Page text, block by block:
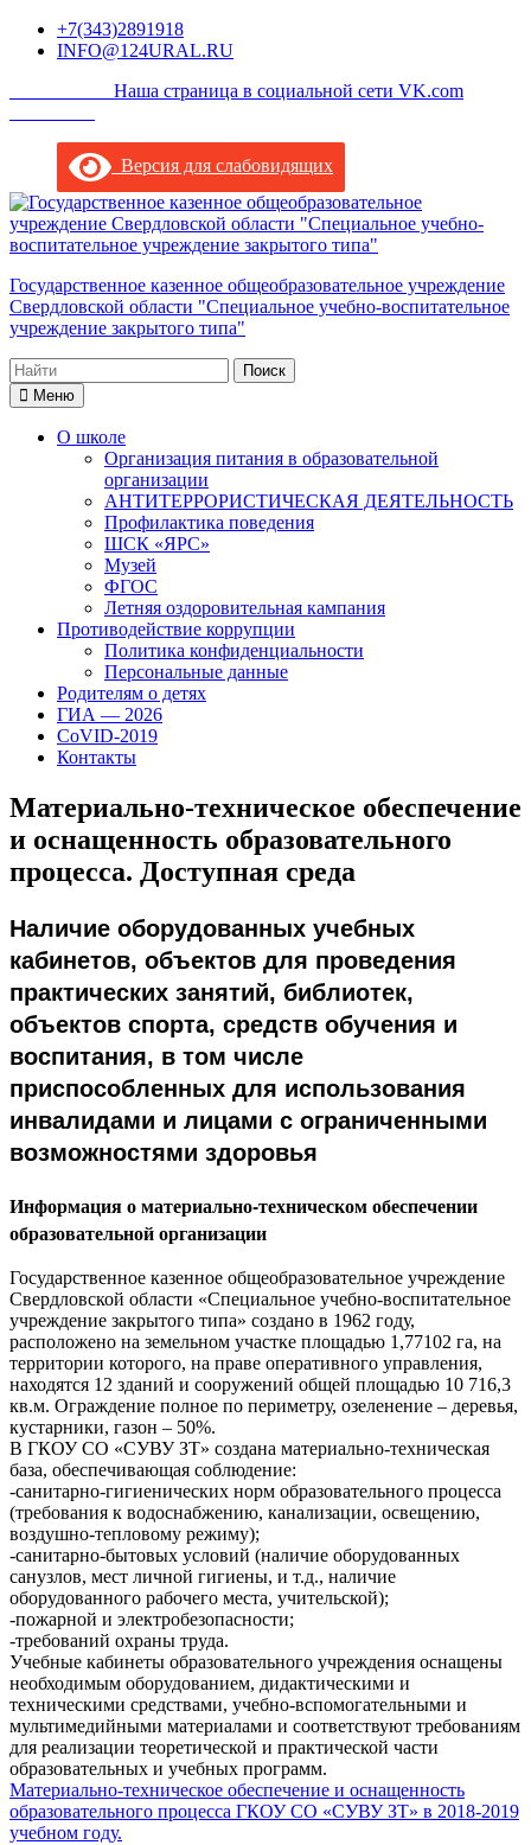
Перейти+7(343)2891918
INFO@124URAL.RU
___________Наша страница в социальной сети VK.com
Версия для слабовидящих
Государственное казенное общеобразовательное учреждение
Свердловской области "Специальное учебно-воспитательное
учреждение закрытого типа"
Поиск
по:Меню
О школе
Организация питания в образовательной
организации
АНТИТЕРРОРИСТИЧЕСКАЯ ДЕЯТЕЛЬНОСТЬ
Профилактика поведения
ШСК «ЯРС»
Музей
ФГОС
Летняя оздоровительная кампания
Противодействие коррупции
Политика конфиденциальности
Персональные данные
Родителям о детях
ГИА — 2026
CoVID-2019
Контакты
Материально-техническое обеспечение
и оснащенность образовательного
процесса. Доступная среда
Наличие оборудованных учебных
кабинетов, объектов для проведения
практических занятий, библиотек,
объектов спорта, средств обучения и
воспитания, в том числе
приспособленных для использования
инвалидами и лицами с ограниченными
возможностями здоровья
Информация о материально-техническом обеспечении
образовательной организации
Государственное казенное общеобразовательное учреждение
Свердловской области «Специальное учебно-воспитательное
учреждение закрытого типа» создано в 1962 году,
расположено на земельном участке площадью 1,77102 га, на
территории которого, на праве оперативного управления,
находятся 12 зданий и сооружений общей площадью 10 716,3
кв.м. Ограждение полное по периметру, озеленение – деревья,
кустарники, газон – 50%.
В ГКОУ СО «СУВУ ЗТ» создана материально-техническая
база, обеспечивающая соблюдение:
-санитарно-гигиенических норм образовательного процесса
(требования к водоснабжению, канализации, освещению,
воздушно-тепловому режиму);
-санитарно-бытовых условий (наличие оборудованных
санузлов, мест личной гигиены, и т.д., наличие
оборудованного рабочего места, учительской);
-пожарной и электробезопасности;
-требований охраны труда.
Учебные кабинеты образовательного учреждения оснащены
необходимым оборудованием, дидактическими и
техническими средствами, учебно-вспомогательными и
мультимедийными материалами и соответствуют требованиям
для реализации теоретической и практической части
образовательных и учебных программ.
Материально-техническое обеспечение и оснащенность
образовательного процесса ГКОУ СО «СУВУ ЗТ» в 2018-2019
учебном году.